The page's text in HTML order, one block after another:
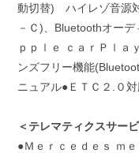
動切替) ハイレゾ音源
－Ｃ)、Bluetoothオー
ｐｐｌｅ ｃａｒＰｌａ
ンズフリー機能
ニュアル●ＥＴＣ２.０
＜テレマティクスサー
●Ｍｅｒｃｅｄｅｓ ｍ